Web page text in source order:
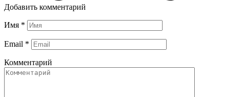
Добавить комментарий
Имя *
Email *
Комментарий